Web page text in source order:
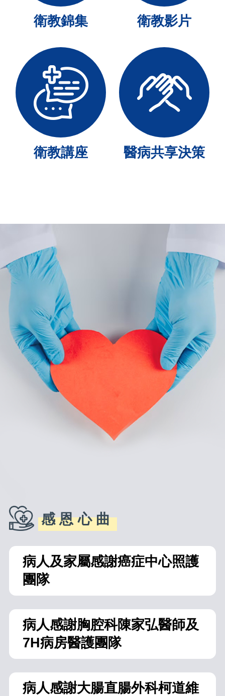
衛教錦集 衛教影片
衛教講座 醫病共享決策
感恩心曲
病人及家屬感謝癌症中心照護
團隊
病人感謝胸腔科陳家弘醫師及
7H病房醫護團隊
病人感謝大腸直腸外科柯道維